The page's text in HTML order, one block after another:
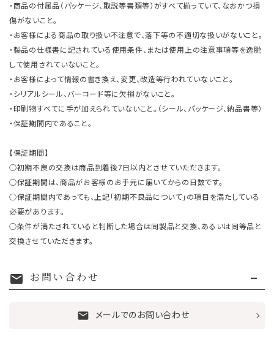
・商品の付属品（パッケージ、取説等書類等）がすべて揃っていて、なおかつ損
傷がないこと。
・お客様による商品の取り扱い不注意で、落下等の不適切な扱いがないこと。
・製品の仕様書に記されている使用条件、または使用上の注意事項等を逸脱
して使用されていないこと。
・お客様によって情報の書き換え、変更、改造等行われていないこと。
・シリアルシール、バーコード等に欠損がないこと。
・印刷物すべてに手が加えられていないこと。（シール、パッケージ、納品書等）
・保証期間内であること。
【保証期間】
○初期不良の交換は商品到着後7日以内とさせていただきます。
○保証期間は、商品がお客様のお手元に届いてからの日数です。
○保証期間内であっても、上記「初期不良品について」の項目を満たしている
必要があります。
○条件が満たされていると判断した場合は同製品と交換、あるいは同等品と
交換させていただきます。
mail お問い合わせ
mail メールでのお問い合わせ